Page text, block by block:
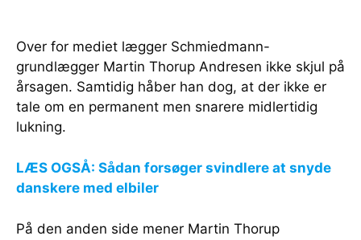
Over for mediet lægger Schmiedmann-
grundlægger Martin Thorup Andresen ikke skjul på
årsagen. Samtidig håber han dog, at der ikke er
tale om en permanent men snarere midlertidig
lukning.
LÆS OGSÅ: Sådan forsøger svindlere at snyde
danskere med elbiler
På den anden side mener Martin Thorup